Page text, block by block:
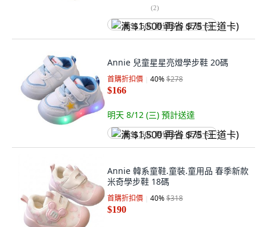
(2)
满 $1,500 再省 $75 (王道卡)
Annie 兒童星星亮燈學步鞋 20碼
首購折扣價 40%$278
$166
明天 8/12 (三) 預計送達
满 $1,500 再省 $75 (王道卡)
Annie 韓系童鞋.童裝.童用品 春季新款
米奇學步鞋 18碼
首購折扣價 40%$318
$190